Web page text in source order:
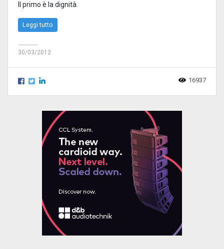
Il primo è la dignità.
Leggi tutto
30/03/2012
16937